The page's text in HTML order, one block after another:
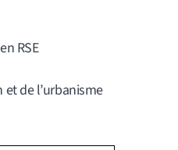
RSE
et de l’urbanisme